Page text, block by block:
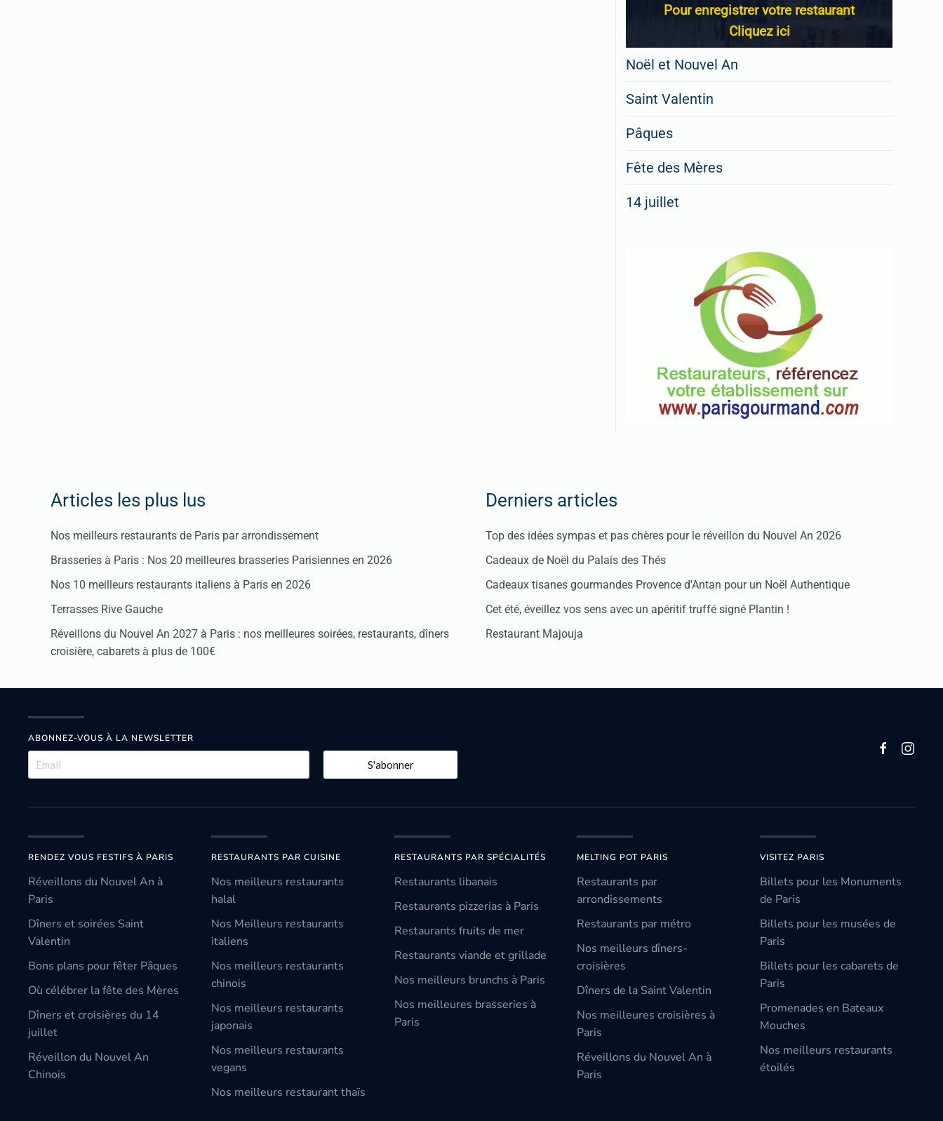
Pour enregistrer votre restaurant
Cliquez ici
Noël et Nouvel An
Saint Valentin
Pâques
Fête des Mères
14 juillet
Articles les plus lus
Nos meilleurs restaurants de Paris par arrondissement
Brasseries à Paris : Nos 20 meilleures brasseries Parisiennes en 2026
Nos 10 meilleurs restaurants italiens à Paris en 2026
Terrasses Rive Gauche
Réveillons du Nouvel An 2027 à Paris : nos meilleures soirées, restaurants, dîners
croisière, cabarets à plus de 100€
Derniers articles
Top des idées sympas et pas chères pour le réveillon du Nouvel An 2026
Cadeaux de Noël du Palais des Thés
Cadeaux tisanes gourmandes Provence d'Antan pour un Noël Authentique
Cet été, éveillez vos sens avec un apéritif truffé signé Plantin !
Restaurant Majouja
ABONNEZ-VOUS À LA NEWSLETTER
S'abonner
RENDEZ VOUS FESTIFS À PARIS
Réveillons du Nouvel An à
Paris
Dîners et soirées Saint
Valentin
Bons plans pour fêter Pâques
Où célébrer la fête des Mères
Dîners et croisières du 14
juillet
Réveillon du Nouvel An
Chinois
RESTAURANTS PAR CUISINE
Nos meilleurs restaurants
halal
Nos Meilleurs restaurants
italiens
Nos meilleurs restaurants
chinois
Nos meilleurs restaurants
japonais
Nos meilleurs restaurants
vegans
Nos meilleurs restaurant thaïs
RESTAURANTS PAR SPÉCIALITÉS
Restaurants libanais
Restaurants pizzerias à Paris
Restaurants fruits de mer
Restaurants viande et grillade
Nos meilleurs brunchs à Paris
Nos meilleures brasseries à
Paris
MELTING POT PARIS
Restaurants par
arrondissements
Restaurants par métro
Nos meilleurs dîners-
croisières
Dîners de la Saint Valentin
Nos meilleures croisières à
Paris
Réveillons du Nouvel An à
Paris
VISITEZ PARIS
Billets pour les Monuments
de Paris
Billets pour les musées de
Paris
Billets pour les cabarets de
Paris
Promenades en Bateaux
Mouches
Nos meilleurs restaurants
étoilés